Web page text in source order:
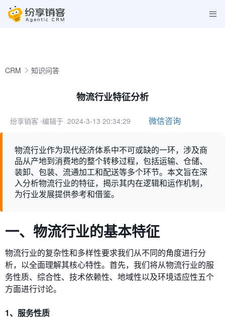
CRM 知识问答
物流行业特征分析
纷享销客 ⋅编辑于 2024-3-13 20:34:29 微信咨询
物流行业作为现代经济体系中不可或缺的一环，涉及商
品从产地到消费地的整个转移过程，包括运输、仓储、
装卸、包装、流通加工和配送等多个环节。本文旨在深
入分析物流行业的特征，揭示其内在逻辑和运作机制，
为行业发展提供参考和借鉴。
一、物流行业的基本特征
物流行业的复杂性和多样性要求我们从不同的角度进行分
析，以全面理解其核心特性。首先，我们将从物流行业的服
务性质、综合性、技术依赖性、地域性以及环境适应性五个
方面进行讨论。
1、服务性质